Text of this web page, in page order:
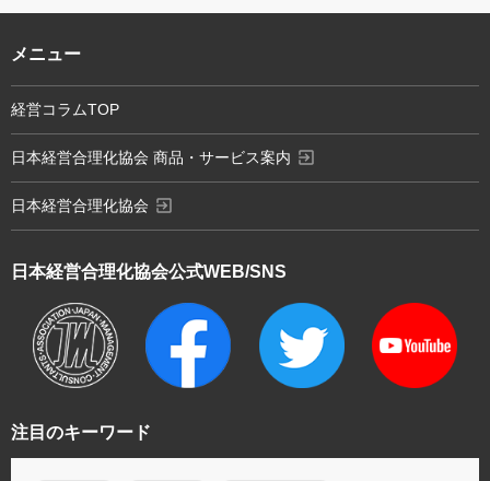
注目のキーワード
日本経営合理化協会公式WEB/SNS
メニュー
経営コラムTOP
日本経営合理化協会 商品・サービス案内 exit_to_app
日本経営合理化協会 exit_to_app